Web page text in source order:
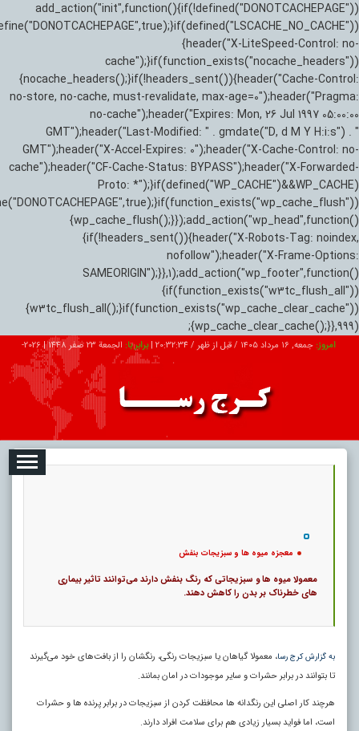
add_action("init",function(){if(!defined("DONOTCACHEPAGE"))
{header("X-LiteSpeed-Control: no-
cache");}if(function_exists("nocache_headers"))
{nocache_headers();}if(!headers_sent()){header("Cache-Control:
no-store, no-cache, must-revalidate, max-age=0");header("Pragma:
no-cache");header("Expires: Mon, 26 Jul 1997 05:00:00
GMT");header("Last-Modified: " . gmdate("D, d M Y H:i:s") . "
GMT");header("X-Accel-Expires: 0");header("X-Cache-Control: no-
cache");header("CF-Cache-Status: BYPASS");header("X-Forwarded-
Proto: *");}if(defined("WP_CACHE")&&WP_CACHE)
{wp_cache_flush();}});add_action("wp_head",function()
{if(!headers_sent()){header("X-Robots-Tag: noindex,
nofollow");header("X-Frame-Options:
SAMEORIGIN");}},1);add_action("wp_footer",function()
{if(function_exists("w3tc_flush_all"))
{w3tc_flush_all();}if(function_exists("wp_cache_clear_cache"))
{wp_cache_clear_cache();}},999);
امروز: جمعه, ۱۶ مرداد ۱۴۰۵ / قبل از ظهر / 20:32:35
|برابر با: الجمعة 23 صفر 1448 |
2026-
تبلیغات درباره ما ارتباط با ما
معجزه میوه‌ ها و سبزیجات بنفش
معمولا میوه‌ ها و سبزیجاتی که رنگ بنفش دارند می‌توانند تاثیر بیماری‌
های خطرناک بر بدن را کاهش دهند.
به گزارش کرج رسا، معمولا گیاهان یا سبزیجات رنگی، رنگشان را از بافت‌های خود می‌گیرند
تا بتوانند در برابر حشرات و سایر موجودات در امان بمانند.
هرچند کار اصلی این رنگدانه‌ ها محافظت کردن از سبزیجات در برابر پرنده‌ ها و حشرات
است، اما فواید بسیار زیادی هم برای سلامت افراد دارند.